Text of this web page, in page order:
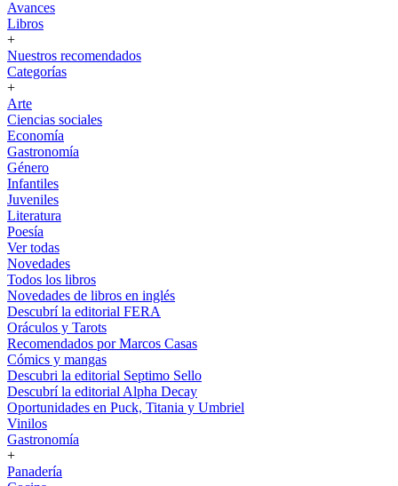
Avances
Libros
+
Nuestros recomendados
Categorías
+
Arte
Ciencias sociales
Economía
Gastronomía
Género
Infantiles
Juveniles
Literatura
Poesía
Ver todas
Novedades
Todos los libros
Novedades de libros en inglés
Descubrí la editorial FERA
Oráculos y Tarots
Recomendados por Marcos Casas
Cómics y mangas
Descubri la editorial Septimo Sello
Descubrí la editorial Alpha Decay
Oportunidades en Puck, Titania y Umbriel
Vinilos
Gastronomía
+
Panadería